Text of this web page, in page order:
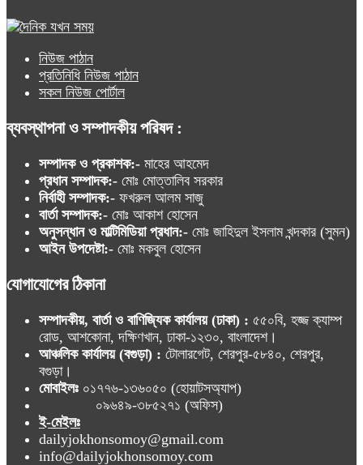
নিউজ পাঠান
প্রতিনিধি নিউজ পাঠান
সকল নিউজ পোর্টাল
ব্যবস্থাপনা ও সম্পাদকীয় পরিষদ :
সম্পাদক ও প্রকাশক:- মাহের আহমেদ
প্রধান সম্পাদক:- মোঃ মোত্তালিব সরকার
নির্বাহী সম্পাদক:- ফখরুল আলম সাজু
বার্তা সম্পাদক:- মোঃ আকাশ হোসেন
অনুসন্ধান ও মাল্টিমিডিয়া প্রধান:- মোঃ জাহিদুল ইসলাম খন্দকার (সুমন)
আইন উপদেষ্টা:- মোঃ মকবুল হোসেন
যোগাযোগের ঠিকানা
সম্পাদকীয়, বার্তা ও বাণিজ্যিক কার্যালয় (ঢাকা) : ৫৫০বি, হজ্জ ক্যাম্প
রোড, আশকোনা, দক্ষিণখান, ঢাকা-১২৩০, বাংলাদেশ।
আঞ্চলিক কার্যালয় (বগুড়া) : টোলারগেট, শেরপুর-৫৮৪০, শেরপুর,
বগুড়া।
মোবাইলঃ ০১৭৭৬-১৩৬০৫০ (হোয়াটসঅ্যাপ)
০৯৬৪৯-৩৮৫২৭১ (অফিস)
ই-মেইলঃ
dailyjokhonsomoy@gmail.com
info@dailyjokhonsomoy.com